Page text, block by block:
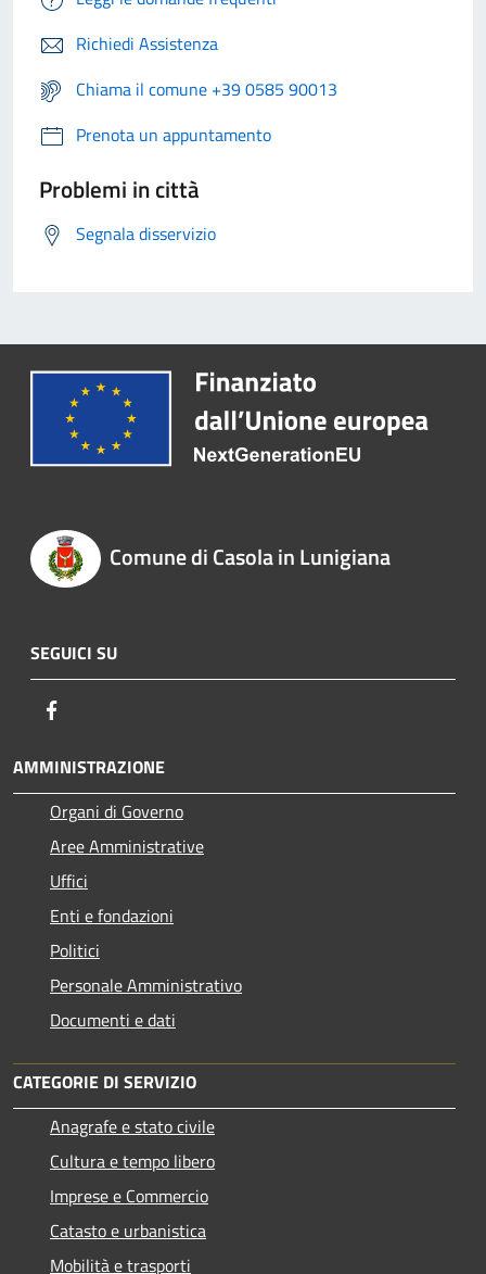
Richiedi Assistenza
Chiama il comune +39 0585 90013
Prenota un appuntamento
Problemi in città
Segnala disservizio
Comune di Casola in Lunigiana
SEGUICI SU
AMMINISTRAZIONE
Organi di Governo
Aree Amministrative
Uffici
Enti e fondazioni
Politici
Personale Amministrativo
Documenti e dati
CATEGORIE DI SERVIZIO
Anagrafe e stato civile
Cultura e tempo libero
Imprese e Commercio
Catasto e urbanistica
Mobilità e trasporti